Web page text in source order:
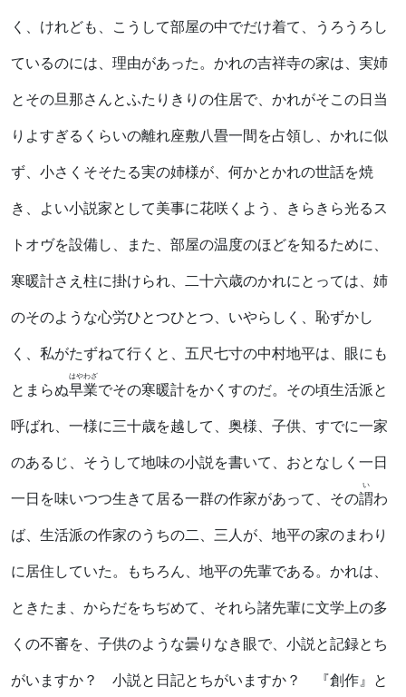
く、けれども、こうして部屋の中でだけ着て、うろうろし
ているのには、理由があった。かれの吉祥寺の家は、実姉
とその旦那さんとふたりきりの住居で、かれがそこの日当
りよすぎるくらいの離れ座敷八畳一間を占領し、かれに似
ず、小さくそそたる実の姉様が、何かとかれの世話を焼
き、よい小説家として美事に花咲くよう、きらきら光るス
トオヴを設備し、また、部屋の温度のほどを知るために、
寒暖計さえ柱に掛けられ、二十六歳のかれにとっては、姉
のそのような心労ひとつひとつ、いやらしく、恥ずかし
く、私がたずねて行くと、五尺七寸の中村地平は、眼にも
とまらぬ早業
はやわざ
でその寒暖計をかくすのだ。その頃生活派と
呼ばれ、一様に三十歳を越して、奥様、子供、すでに一家
のあるじ、そうして地味の小説を書いて、おとなしく一日
一日を味いつつ生きて居る一群の作家があって、その謂
い
わ
ば、生活派の作家のうちの二、三人が、地平の家のまわり
に居住していた。もちろん、地平の先輩である。かれは、
ときたま、からだをちぢめて、それら諸先輩に文学上の多
くの不審を、子供のような曇りなき眼で、小説と記録とち
がいますか？ 小説と日記とちがいますか？ 『創作』と